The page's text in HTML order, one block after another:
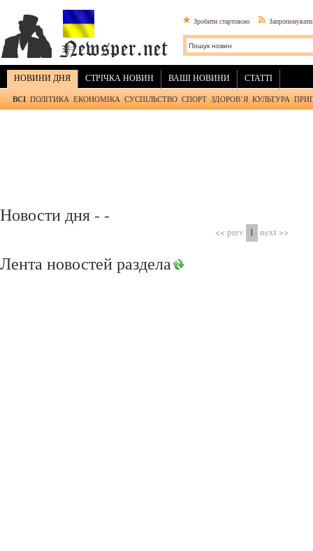
Зробити стартовою
НОВИНИ ДНЯ СТРІЧКА НОВИН ВАШІ НОВИНИ
СТАТТІ
ВСІ ПОЛІТИКА ЕКОНОМІКА СУСПІЛЬСТВО СПОРТ ЗДОРОВ’Я КУЛЬТУРА
Новости дня - -
<< prev 1 next >>
Лента новостей раздела